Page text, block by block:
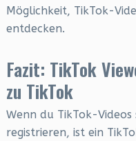
Möglichkeit, TikTok-
entdecken.
Fazit: TikTok
zu TikTok
Wenn du TikTok-
registrieren, ist ein